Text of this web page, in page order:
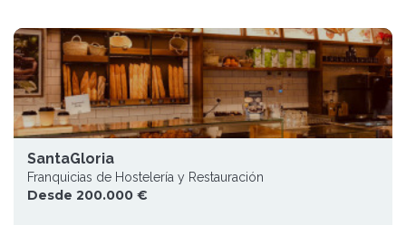
SantaGloria
Franquicias de Hostelería y Restauración
Desde 200.000 €